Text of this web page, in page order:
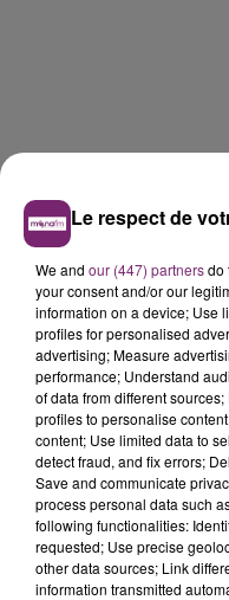
Le respect de
We and our (447) partnersdo
your consent and/or our
information on a device; Use
profiles for personalised
advertising; Measure
performance; Understand
of data from different
profiles to personalise
content; Use limited data to
detect fraud, and fix errors;
Save and communicate
process personal data such
following functionalities:
requested; Use precise
other data sources; Link
information transmitted